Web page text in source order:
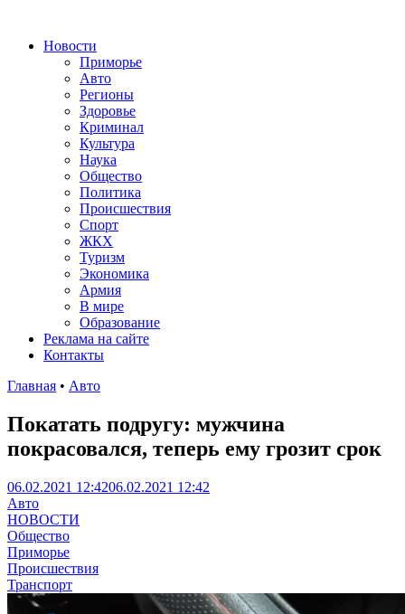
Новости
Приморье
Авто
Регионы
Здоровье
Криминал
Культура
Наука
Общество
Политика
Происшествия
Спорт
ЖКХ
Туризм
Экономика
Армия
В мире
Образование
Реклама на сайте
Контакты
Главная • Авто
Покатать подругу: мужчина
покрасовался, теперь ему грозит срок
06.02.2021 12:4206.02.2021 12:42
Авто
НОВОСТИ
Общество
Приморье
Происшествия
Транспорт